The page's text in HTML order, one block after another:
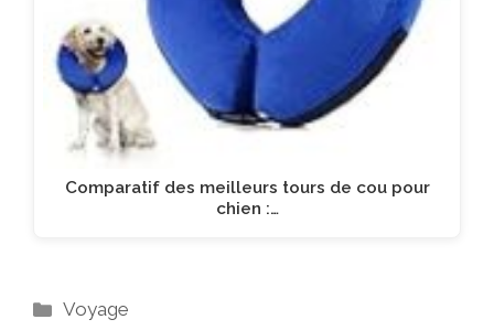
Comparatif des meilleurs tours de cou pour
chien :…
Catégories
Voyage